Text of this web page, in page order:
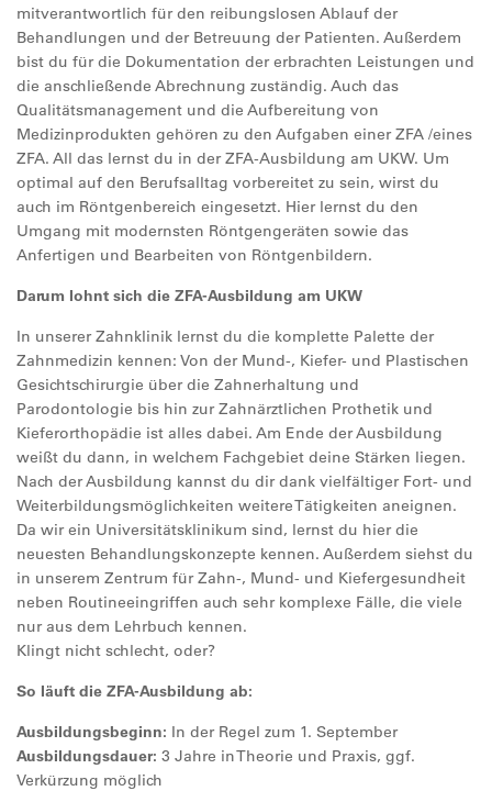
mitverantwortlich für den reibungslosen Ablauf der
Behandlungen und der Betreuung der Patienten. Außerdem
bist du für die Dokumentation der erbrachten Leistungen und
die anschließende Abrechnung zuständig. Auch das
Qualitätsmanagement und die Aufbereitung von
Medizinprodukten gehören zu den Aufgaben einer ZFA /eines
ZFA. All das lernst du in der ZFA-Ausbildung am UKW. Um
optimal auf den Berufsalltag vorbereitet zu sein, wirst du
auch im Röntgenbereich eingesetzt. Hier lernst du den
Umgang mit modernsten Röntgengeräten sowie das
Anfertigen und Bearbeiten von Röntgenbildern.
Darum lohnt sich die ZFA-Ausbildung am UKW
In unserer Zahnklinik lernst du die komplette Palette der
Zahnmedizin kennen: Von der Mund-, Kiefer- und Plastischen
Gesichtschirurgie über die Zahnerhaltung und
Parodontologie bis hin zur Zahnärztlichen Prothetik und
Kieferorthopädie ist alles dabei. Am Ende der Ausbildung
weißt du dann, in welchem Fachgebiet deine Stärken liegen.
Nach der Ausbildung kannst du dir dank vielfältiger Fort- und
Weiterbildungsmöglichkeiten weitere Tätigkeiten aneignen.
Da wir ein Universitätsklinikum sind, lernst du hier die
neuesten Behandlungskonzepte kennen. Außerdem siehst du
in unserem Zentrum für Zahn-, Mund- und Kiefergesundheit
neben Routineeingriffen auch sehr komplexe Fälle, die viele
nur aus dem Lehrbuch kennen.
Klingt nicht schlecht, oder?
So läuft die ZFA-Ausbildung ab:
Ausbildungsbeginn: In der Regel zum 1. September
Ausbildungsdauer: 3 Jahre in Theorie und Praxis, ggf.
Verkürzung möglich